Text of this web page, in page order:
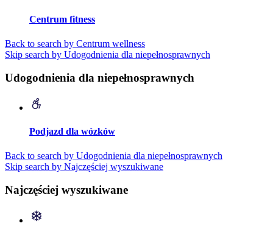
Centrum fitness
Back to search by Centrum wellness
Skip search by Udogodnienia dla niepełnosprawnych
Udogodnienia dla niepełnosprawnych
Podjazd dla wózków
Back to search by Udogodnienia dla niepełnosprawnych
Skip search by Najczęściej wyszukiwane
Najczęściej wyszukiwane